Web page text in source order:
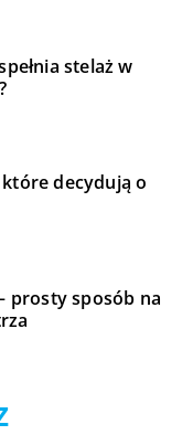
stelaż w
decydują o
prosty sposób na